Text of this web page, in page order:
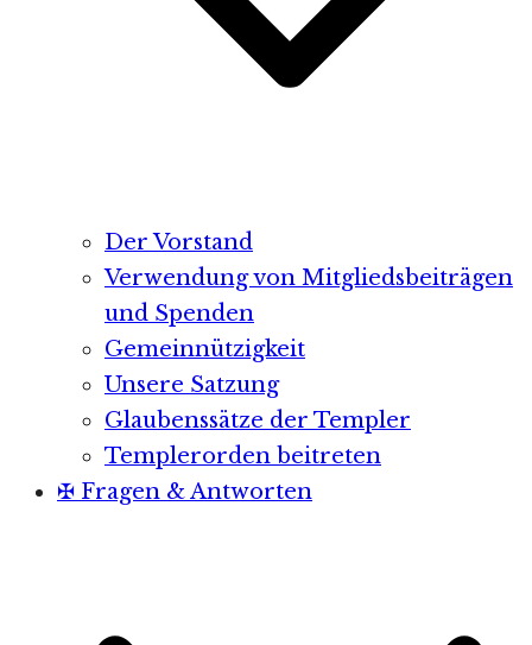
Der Vorstand
Verwendung von Mitgliedsbeiträgen
und Spenden
Gemeinnützigkeit
Unsere Satzung
Glaubenssätze der Templer
Templerorden beitreten
✠ Fragen & Antworten